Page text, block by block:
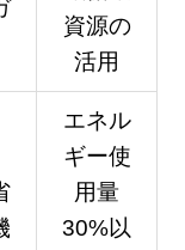
資源の
活用
エネル
ギー使
用量
30%以